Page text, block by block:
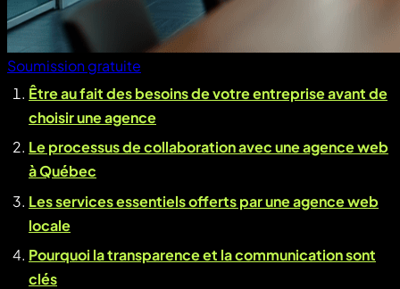
Soumission gratuite
Être au fait des besoins de votre entreprise avant de
choisir une agence
Le processus de collaboration avec une agence web
à Québec
Les services essentiels offerts par une agence web
locale
Pourquoi la transparence et la communication sont
clés